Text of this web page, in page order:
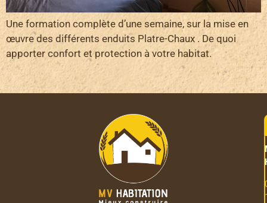
Une formation complète d’une semaine, sur la mise en
œuvre des différents enduits Platre-Chaux . De quoi
apporter confort et protection à votre habitat.